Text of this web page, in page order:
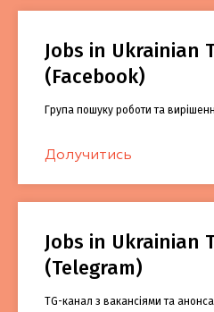
Jobs in Ukrainian
(Facebook)
Група пошуку роботи та
Долучитись
Jobs in Ukrainian
(Telegram)
TG-канал з вакансіями та